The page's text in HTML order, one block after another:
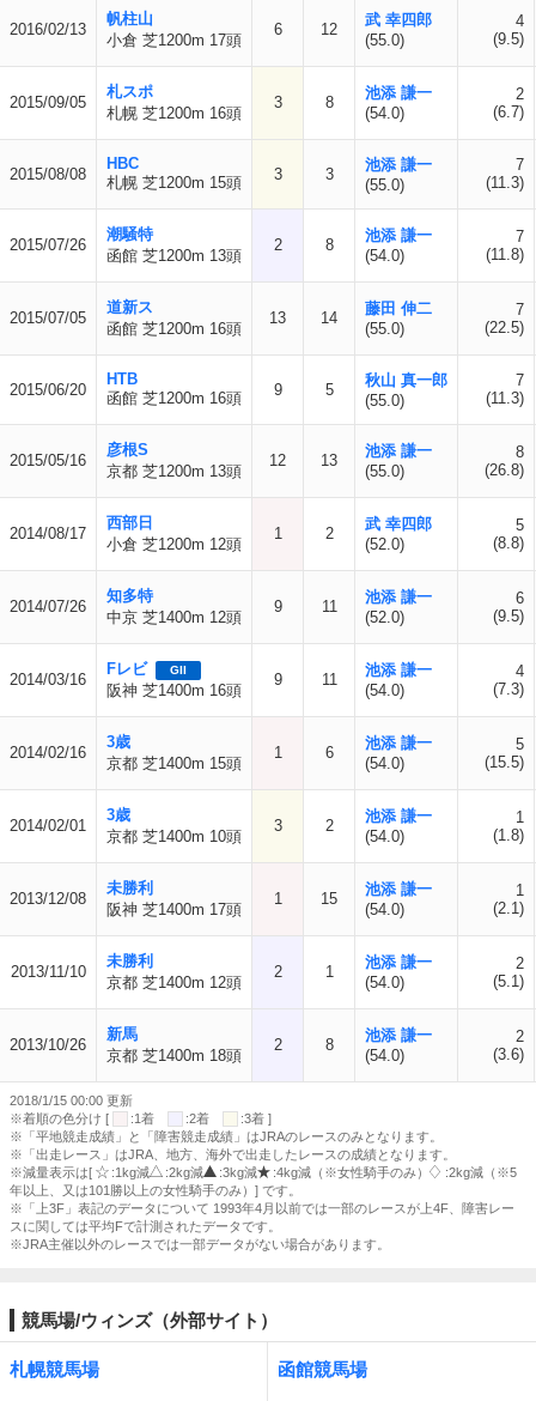
2016/02/13
帆柱山
小倉 芝1200m 17頭
6 12
武 幸四郎
(55.0)
4
(9.5)
2015/09/05
札スポ
札幌 芝1200m 16頭
3 8
池添 謙一
(54.0)
2
(6.7)
2015/08/08
HBC
札幌 芝1200m 15頭
3 3
池添 謙一
(55.0)
7
(11.3)
2015/07/26
潮騒特
函館 芝1200m 13頭
2 8
池添 謙一
(54.0)
7
(11.8)
2015/07/05
道新ス
函館 芝1200m 16頭
13 14
藤田 伸二
(55.0)
7
(22.5)
2015/06/20
HTB
函館 芝1200m 16頭
9 5
秋山 真一郎
(55.0)
7
(11.3)
2015/05/16
彦根S
京都 芝1200m 13頭
12 13
池添 謙一
(55.0)
8
(26.8)
2014/08/17
西部日
小倉 芝1200m 12頭
1 2
武 幸四郎
(52.0)
5
(8.8)
2014/07/26
知多特
中京 芝1400m 12頭
9 11
池添 謙一
(52.0)
6
(9.5)
2014/03/16
Fレビ GII
阪神 芝1400m 16頭
9 11
池添 謙一
(54.0)
4
(7.3)
2014/02/16
3歳
京都 芝1400m 15頭
1 6
池添 謙一
(54.0)
5
(15.5)
2014/02/01
3歳
京都 芝1400m 10頭
3 2
池添 謙一
(54.0)
1
(1.8)
2013/12/08
未勝利
阪神 芝1400m 17頭
1 15
池添 謙一
(54.0)
1
(2.1)
2013/11/10
未勝利
京都 芝1400m 12頭
2 1
池添 謙一
(54.0)
2
(5.1)
2013/10/26
新馬
京都 芝1400m 18頭
2 8
池添 謙一
(54.0)
2
(3.6)
2018/1/15 00:00 更新
※着順の色分け [
:1着 :2着
:3着 ]
※「平地競走成績」と「障害競走成績」はJRAのレースのみとなります。
※「出走レース」はJRA、地方、海外で出走したレースの成績となります。
※減量表示は[
:1kg減 :2kg減 :3kg減 :4kg減（※女性騎手のみ）
:2kg減（※5
年以上、又は101勝以上の女性騎手のみ）] です。
※「上3F」表記のデータについて 1993年4月以前では一部のレースが上4F、障害レー
スに関しては平均Fで計測されたデータです。
※JRA主催以外のレースでは一部データがない場合があります。
競馬場/ウィンズ（外部サイト）
札幌競馬場 函館競馬場